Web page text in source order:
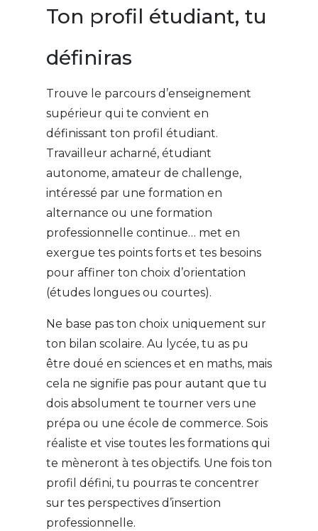
Ton profil étudiant, tu
définiras
Trouve le parcours d’enseignement
supérieur qui te convient en
définissant ton profil étudiant.
Travailleur acharné, étudiant
autonome, amateur de challenge,
intéressé par une formation en
alternance ou une formation
professionnelle continue… met en
exergue tes points forts et tes besoins
pour affiner ton choix d’orientation
(études longues ou courtes).
Ne base pas ton choix uniquement sur
ton bilan scolaire. Au lycée, tu as pu
être doué en sciences et en maths, mais
cela ne signifie pas pour autant que tu
dois absolument te tourner vers une
prépa ou une école de commerce. Sois
réaliste et vise toutes les formations qui
te mèneront à tes objectifs. Une fois ton
profil défini, tu pourras te concentrer
sur tes perspectives d’insertion
professionnelle.